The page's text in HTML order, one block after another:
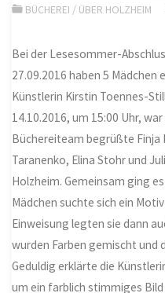
BÜCHEREI / ÜBER HOLZHEIM
Bei der Lesesommer-
27.09.2016 haben 5 Mädchen
Künstlerin Kirstin Toennes-
14.10.2016, um 15:00 Uhr,
Büchereiteam begrüßte
Taranenko, Elina Stohr und
Holzheim. Gemeinsam ging
Mädchen suchte sich ein
Einweisung legten sie dann
wurden Farben gemischt und
Geduldig erklärte die
um ein farblich stimmiges